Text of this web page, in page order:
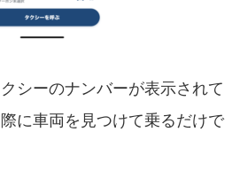
シーのナンバーが表示されて
に車両を見つけて乗るだけで